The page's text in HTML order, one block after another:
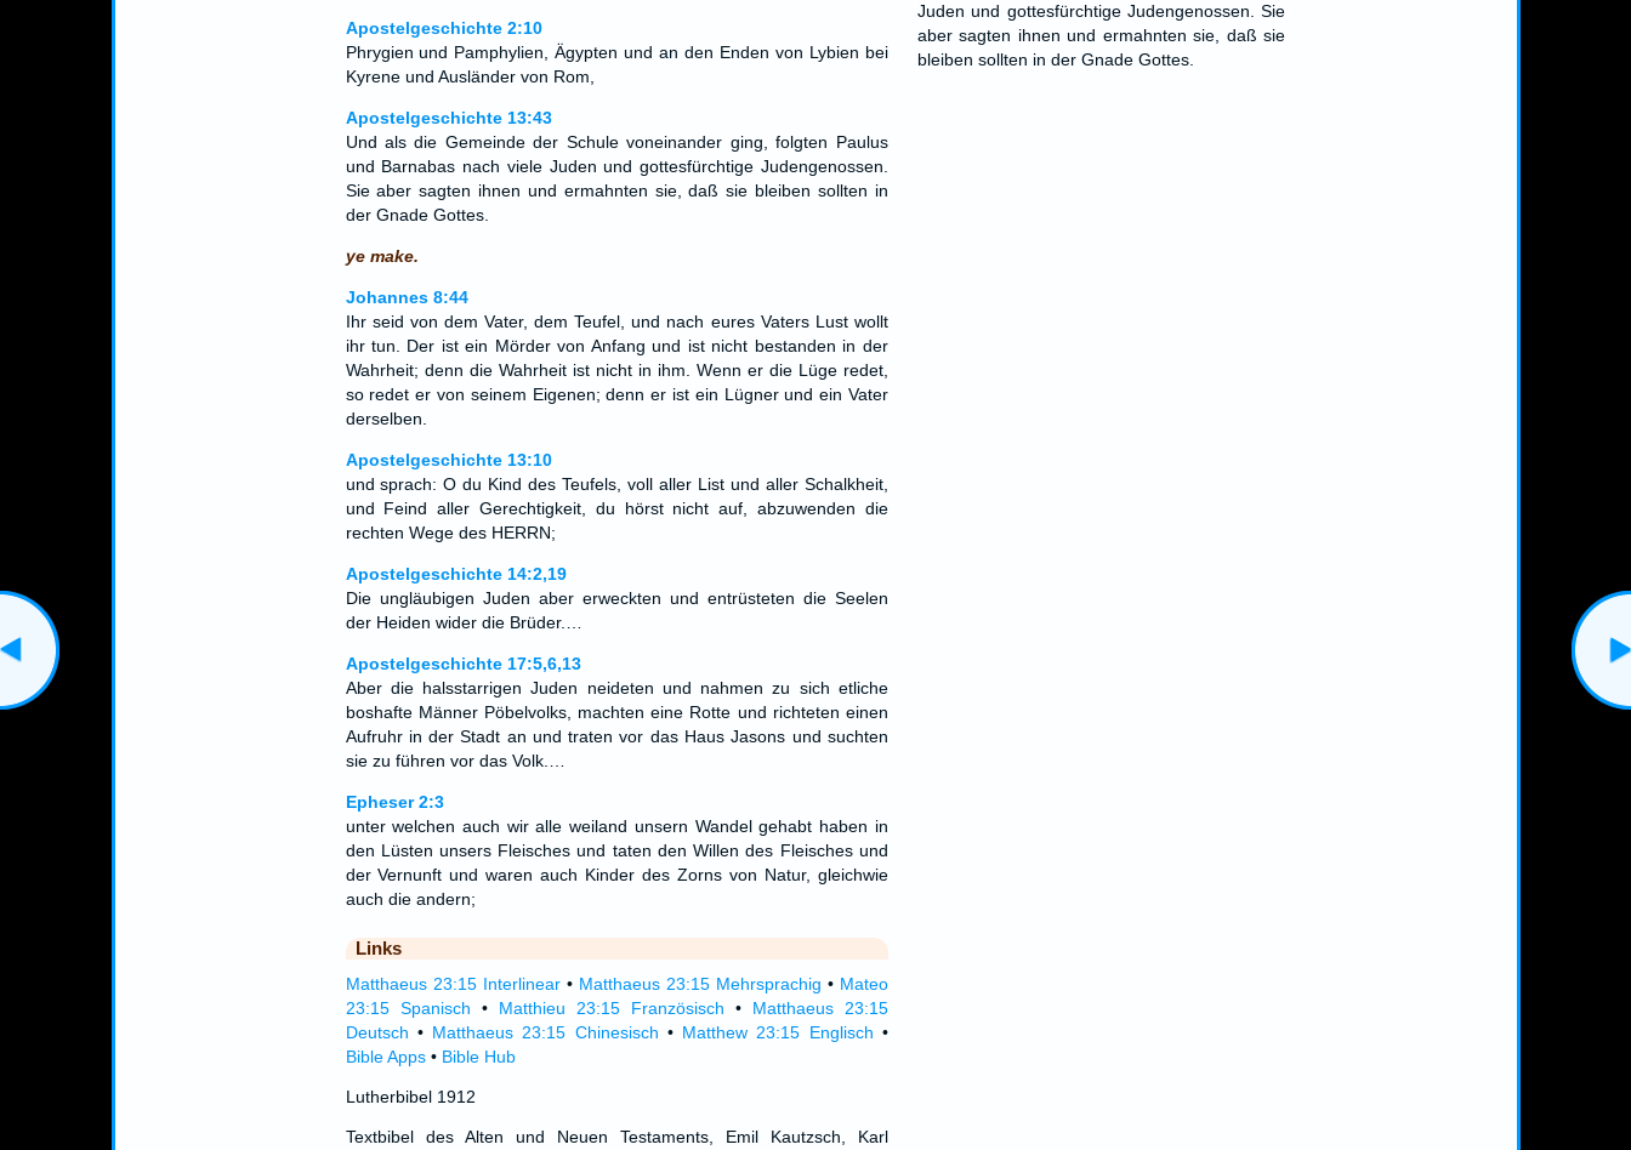
Apostelgeschichte 2:10
Phrygien und Pamphylien, Ägypten und an den Enden von Lybien bei
Kyrene und Ausländer von Rom,
Apostelgeschichte 13:43
Und als die Gemeinde der Schule voneinander ging, folgten Paulus
und Barnabas nach viele Juden und gottesfürchtige Judengenossen.
Sie aber sagten ihnen und ermahnten sie, daß sie bleiben sollten in
der Gnade Gottes.
ye make.
Johannes 8:44
Ihr seid von dem Vater, dem Teufel, und nach eures Vaters Lust wollt
ihr tun. Der ist ein Mörder von Anfang und ist nicht bestanden in der
Wahrheit; denn die Wahrheit ist nicht in ihm. Wenn er die Lüge redet,
so redet er von seinem Eigenen; denn er ist ein Lügner und ein Vater
derselben.
Apostelgeschichte 13:10
und sprach: O du Kind des Teufels, voll aller List und aller Schalkheit,
und Feind aller Gerechtigkeit, du hörst nicht auf, abzuwenden die
rechten Wege des HERRN;
Apostelgeschichte 14:2,19
Die ungläubigen Juden aber erweckten und entrüsteten die Seelen
der Heiden wider die Brüder.…
Apostelgeschichte 17:5,6,13
Aber die halsstarrigen Juden neideten und nahmen zu sich etliche
boshafte Männer Pöbelvolks, machten eine Rotte und richteten einen
Aufruhr in der Stadt an und traten vor das Haus Jasons und suchten
sie zu führen vor das Volk.…
Epheser 2:3
unter welchen auch wir alle weiland unsern Wandel gehabt haben in
den Lüsten unsers Fleisches und taten den Willen des Fleisches und
der Vernunft und waren auch Kinder des Zorns von Natur, gleichwie
auch die andern;
Links
Matthaeus 23:15 Interlinear• Matthaeus 23:15 Mehrsprachig • Mateo
23:15 Spanisch • Matthieu 23:15 Französisch • Matthaeus 23:15
Deutsch • Matthaeus 23:15 Chinesisch • Matthew 23:15 Englisch •
Bible Apps• Bible Hub
Lutherbibel 1912
Textbibel des Alten und Neuen Testaments, Emil Kautzsch, Karl
Juden und gottesfürchtige Judengenossen. Sie
aber sagten ihnen und ermahnten sie, daß sie
bleiben sollten in der Gnade Gottes.